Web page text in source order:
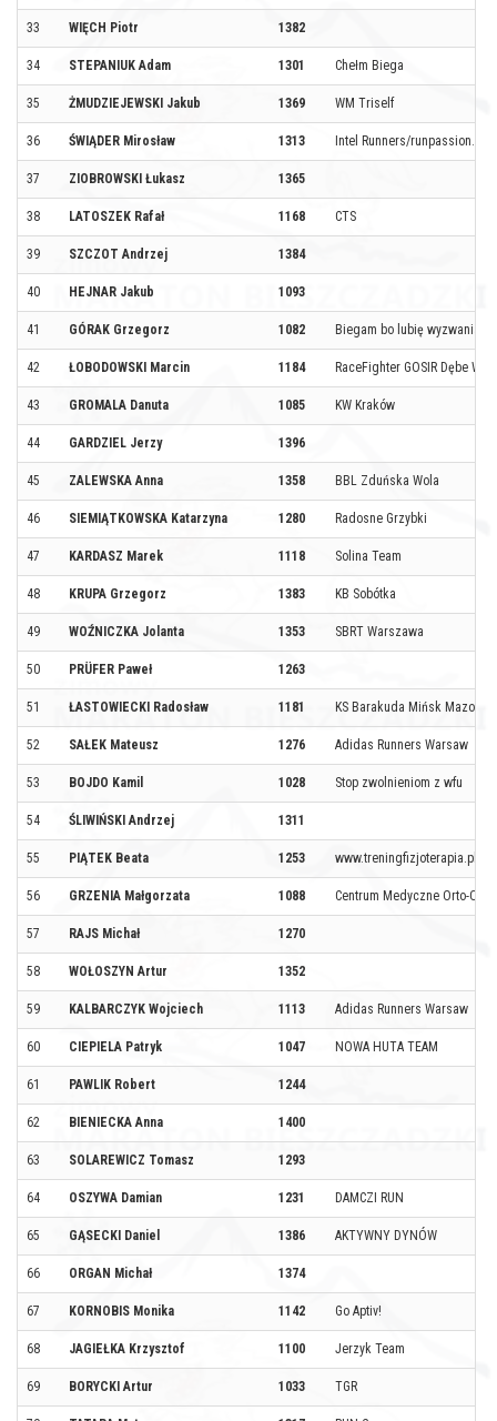
33 WIĘCH Piotr 1382
34 STEPANIUK Adam 1301 Chełm Biega
35 ŻMUDZIEJEWSKI Jakub 1369 WM Triself
36 ŚWIĄDER Mirosław 1313 Intel Runners/runpassion.pl
37 ZIOBROWSKI Łukasz 1365
38 LATOSZEK Rafał 1168 CTS
39 SZCZOT Andrzej 1384
40 HEJNAR Jakub 1093
41 GÓRAK Grzegorz 1082 Biegam bo lubię wyzwania
42 ŁOBODOWSKI Marcin 1184 RaceFighter GOSIR Dębe
43 GROMALA Danuta 1085 KW Kraków
44 GARDZIEL Jerzy 1396
45 ZALEWSKA Anna 1358 BBL Zduńska Wola
46 SIEMIĄTKOWSKA Katarzyna 1280 Radosne Grzybki
47 KARDASZ Marek 1118 Solina Team
48 KRUPA Grzegorz 1383 KB Sobótka
49 WOŹNICZKA Jolanta 1353 SBRT Warszawa
50 PRÜFER Paweł 1263
51 ŁASTOWIECKI Radosław 1181 KS Barakuda Mińsk
52 SAŁEK Mateusz 1276 Adidas Runners Warsaw
53 BOJDO Kamil 1028 Stop zwolnieniom z wfu
54 ŚLIWIŃSKI Andrzej 1311
55 PIĄTEK Beata 1253 www.treningfizjoterapia.pl/
56 GRZENIA Małgorzata 1088 Centrum Medyczne Orto-
57 RAJS Michał 1270
58 WOŁOSZYN Artur 1352
59 KALBARCZYK Wojciech 1113 Adidas Runners Warsaw
60 CIEPIELA Patryk 1047 NOWA HUTA TEAM
61 PAWLIK Robert 1244
62 BIENIECKA Anna 1400
63 SOLAREWICZ Tomasz 1293
64 OSZYWA Damian 1231 DAMCZI RUN
65 GĄSECKI Daniel 1386 AKTYWNY DYNÓW
66 ORGAN Michał 1374
67 KORNOBIS Monika 1142 Go Aptiv!
68 JAGIEŁKA Krzysztof 1100 Jerzyk Team
69 BORYCKI Artur 1033 TGR